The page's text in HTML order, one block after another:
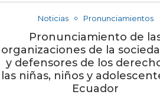
Noticias Pronunciamientos
Pronunciamiento de
organizaciones de la
y defensores de los
las niñas, niños y
Ecuador